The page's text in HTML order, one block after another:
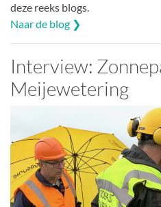
deze reeks blogs.
Naar de blog ❯
Interview:
Meijewetering